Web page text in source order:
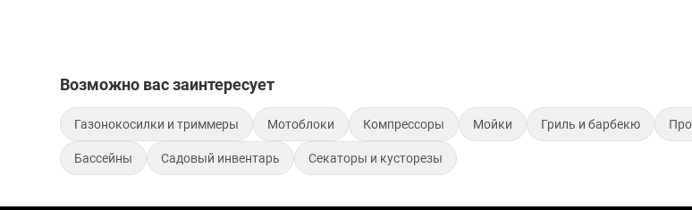
Возможно вас заинтересует
Газонокосилки и триммеры Мотоблоки Компрессоры Мойки Гриль и барбекю
Бассейны Садовый инвентарь Секаторы и кусторезы